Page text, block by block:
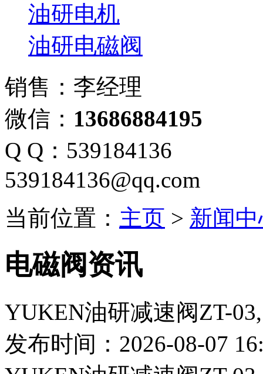
油研电机
油研电磁阀
销售：李经理
微信： 13686884195
Q Q：539184136
539184136@qq.com
当前位置： 主页 > 新闻
电磁阀资讯
YUKEN油研减速阀ZT-
发布时间：2026-08-07